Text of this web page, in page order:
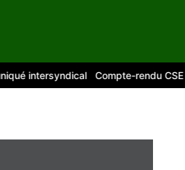
Compte-rendu CSE